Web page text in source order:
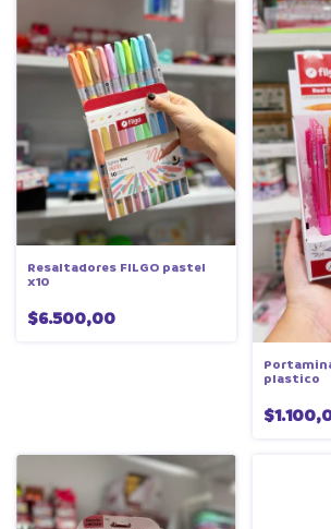
Resaltadores FILGO pastel
x10
$6.500,00
plastico